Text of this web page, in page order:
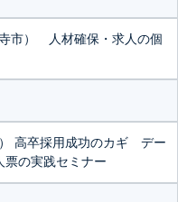
市） 人材確保・求人の個
高卒採用成功のカギ デー
票の実践セミナー